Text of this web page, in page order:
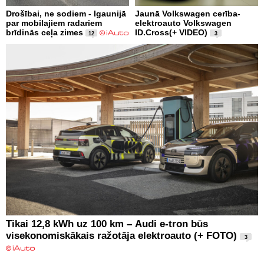
Drošībai, ne sodiem - Igaunijā
par mobilajiem radariem
brīdinās ceļa zimes
12
Jaunā Volkswagen cerība-
elektroauto Volkswagen
ID.Cross(+ VIDEO)
3
Tikai 12,8 kWh uz 100 km – Audi e-tron būs
visekonomiskākais ražotāja elektroauto (+ FOTO)
3